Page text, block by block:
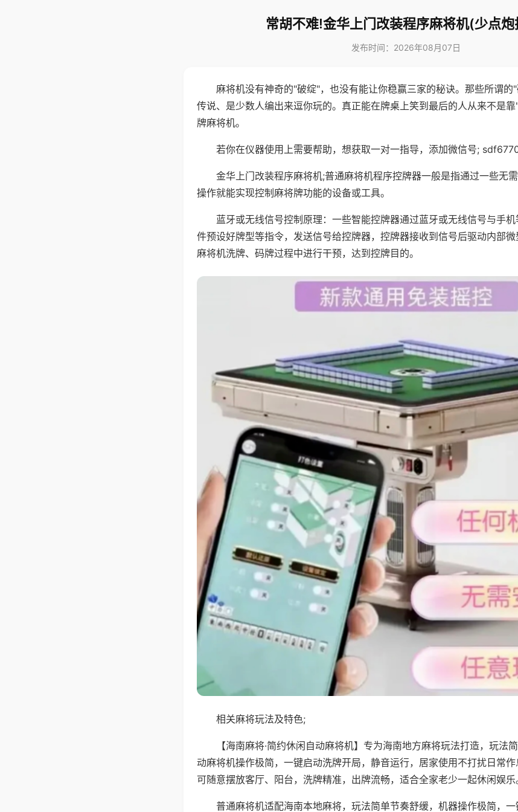
常胡不难!金华上门改装程序麻将机(少点炮
发布时间：2026年08月07日
麻将机没有神奇的"破绽"，也没有能让你稳赢三家的秘诀。那些所谓的
传说、是少数人编出来逗你玩的。真正能在牌桌上笑到最后的人从来不是
牌麻将机。
若你在仪器使用上需要帮助，想获取一对一指导，添加微信号; sdf6770
金华上门改装程序麻将机;普通麻将机程序控牌器一般是指通过一些无
操作就能实现控制麻将牌功能的设备或工具。
蓝牙或无线信号控制原理：一些智能控牌器通过蓝牙或无线信号与手
件预设好牌型等指令，发送信号给控牌器，控牌器接收到信号后驱动内部
麻将机洗牌、码牌过程中进行干预，达到控牌目的。
相关麻将玩法及特色;
【海南麻将·简约休闲自动麻将机】专为海南地方麻将玩法打造，玩法
动麻将机操作极简，一键启动洗牌开局，静音运行，居家使用不打扰日常作
可随意摆放客厅、阳台，洗牌精准，出牌流畅，适合全家老少一起休闲娱乐
普通麻将机适配海南本地麻将，玩法简单节奏舒缓，机器操作极简，